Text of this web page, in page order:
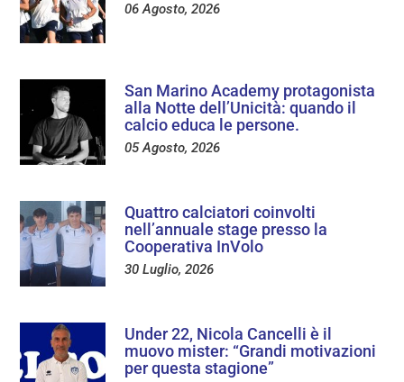
06 Agosto, 2026
San Marino Academy protagonista
alla Notte dell’Unicità: quando il
calcio educa le persone.
05 Agosto, 2026
Quattro calciatori coinvolti
nell’annuale stage presso la
Cooperativa InVolo
30 Luglio, 2026
Under 22, Nicola Cancelli è il
muovo mister: “Grandi motivazioni
per questa stagione”